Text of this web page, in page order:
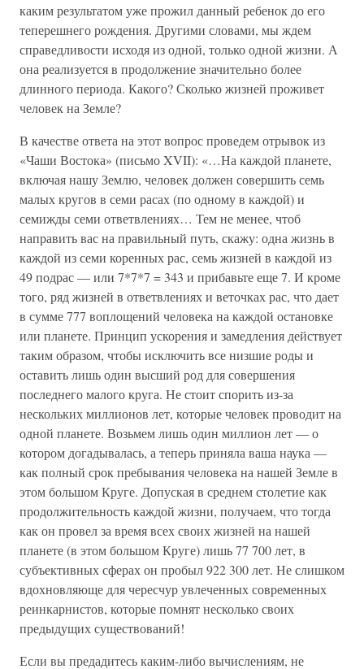
каким результатом уже прожил данный ребенок до его
теперешнего рождения. Другими словами, мы ждем
справедливости исходя из одной, только одной жизни. А
она реализуется в продолжение значительно более
длинного периода. Какого? Сколько жизней проживет
человек на Земле?
В качестве ответа на этот вопрос проведем отрывок из
«Чаши Востока» (письмо XVII): «…На каждой планете,
включая нашу Землю, человек должен совершить семь
малых кругов в семи расах (по одному в каждой) и
семижды семи ответвлениях… Тем не менее, чтоб
направить вас на правильный путь, скажу: одна жизнь в
каждой из семи коренных рас, семь жизней в каждой из
49 подрас — или 7*7*7 = 343 и прибавьте еще 7. И кроме
того, ряд жизней в ответвлениях и веточках рас, что дает
в сумме 777 воплощений человека на каждой остановке
или планете. Принцип ускорения и замедления действует
таким образом, чтобы исключить все низшие роды и
оставить лишь один высший род для совершения
последнего малого круга. Не стоит спорить из-за
нескольких миллионов лет, которые человек проводит на
одной планете. Возьмем лишь один миллион лет — о
котором догадывалась, а теперь приняла ваша наука —
как полный срок пребывания человека на нашей Земле в
этом большом Круге. Допуская в среднем столетие как
продолжительность каждой жизни, получаем, что тогда
как он провел за время всех своих жизней на нашей
планете (в этом большом Круге) лишь 77 700 лет, в
субъективных сферах он пробыл 922 300 лет. Не слишком
вдохновляюще для чересчур увлеченных современных
реинкарнистов, которые помнят несколько своих
предыдущих существований!
Если вы предадитесь каким-либо вычислениям, не